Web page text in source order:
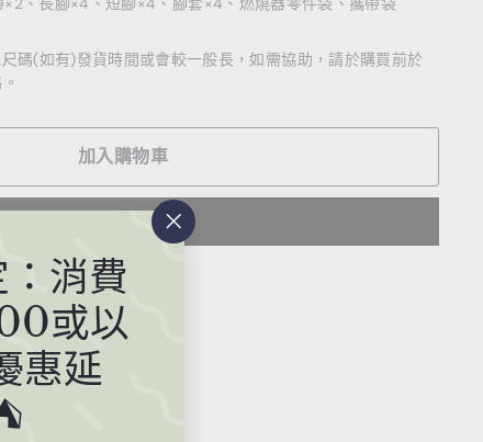
消費
或以
惠延
""
碼(如有)發貨時間或會較一般長，如需協助，請於購買前於
加入購物車
更多付款選項